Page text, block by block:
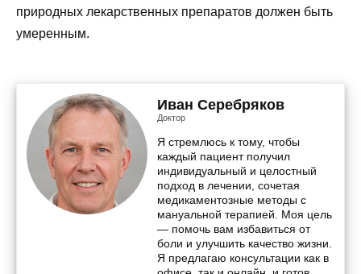
природных лекарственных препаратов должен быть
умеренным.
Иван Серебряков
Доктор
Я стремлюсь к тому, чтобы
каждый пациент получил
индивидуальный и целостный
подход в лечении, сочетая
медикаментозные методы с
мануальной терапией. Моя цель
— помочь вам избавиться от
боли и улучшить качество жизни.
Я предлагаю консультации как в